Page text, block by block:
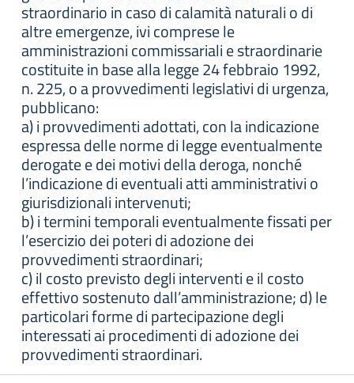
straordinario in caso di calamità naturali o di
altre emergenze, ivi comprese le
amministrazioni commissariali e straordinarie
costituite in base alla legge 24 febbraio 1992,
n. 225, o a provvedimenti legislativi di urgenza,
pubblicano:
a) i provvedimenti adottati, con la indicazione
espressa delle norme di legge eventualmente
derogate e dei motivi della deroga, nonché
l’indicazione di eventuali atti amministrativi o
giurisdizionali intervenuti;
b) i termini temporali eventualmente fissati per
l’esercizio dei poteri di adozione dei
provvedimenti straordinari;
c) il costo previsto degli interventi e il costo
effettivo sostenuto dall’amministrazione; d) le
particolari forme di partecipazione degli
interessati ai procedimenti di adozione dei
provvedimenti straordinari.